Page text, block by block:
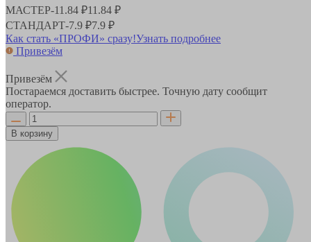
МАСТЕР-11.84 ₽11.84 ₽
СТАНДАРТ-7.9 ₽7.9 ₽
Как стать «ПРОФИ» сразу!Узнать подробнее
Привезём
Привезём
Постараемся доставить быстрее. Точную дату сообщит
оператор.
В корзину